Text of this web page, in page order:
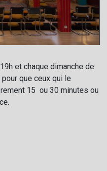
et chaque dimanche de
que ceux qui le
15 ou 30 minutes ou